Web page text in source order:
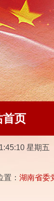
首页
星期五
： 湖南省委